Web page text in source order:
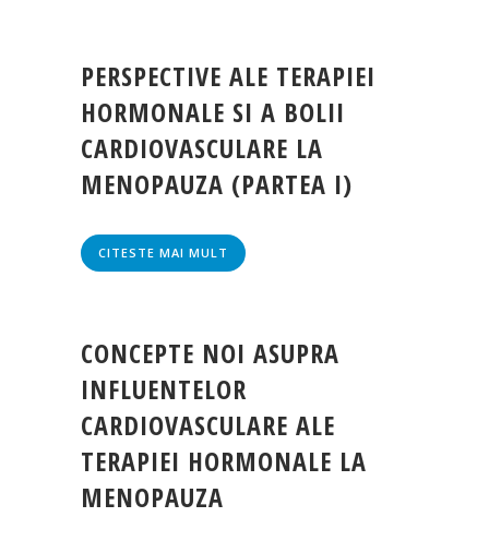
PERSPECTIVE ALE TERAPIEI
HORMONALE SI A BOLII
CARDIOVASCULARE LA
MENOPAUZA (PARTEA I)
CITESTE MAI MULT
CONCEPTE NOI ASUPRA
INFLUENTELOR
CARDIOVASCULARE ALE
TERAPIEI HORMONALE LA
MENOPAUZA